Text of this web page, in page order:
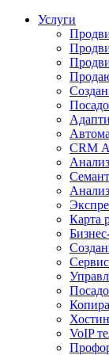
Услуги
CRM
Карта
VoIP